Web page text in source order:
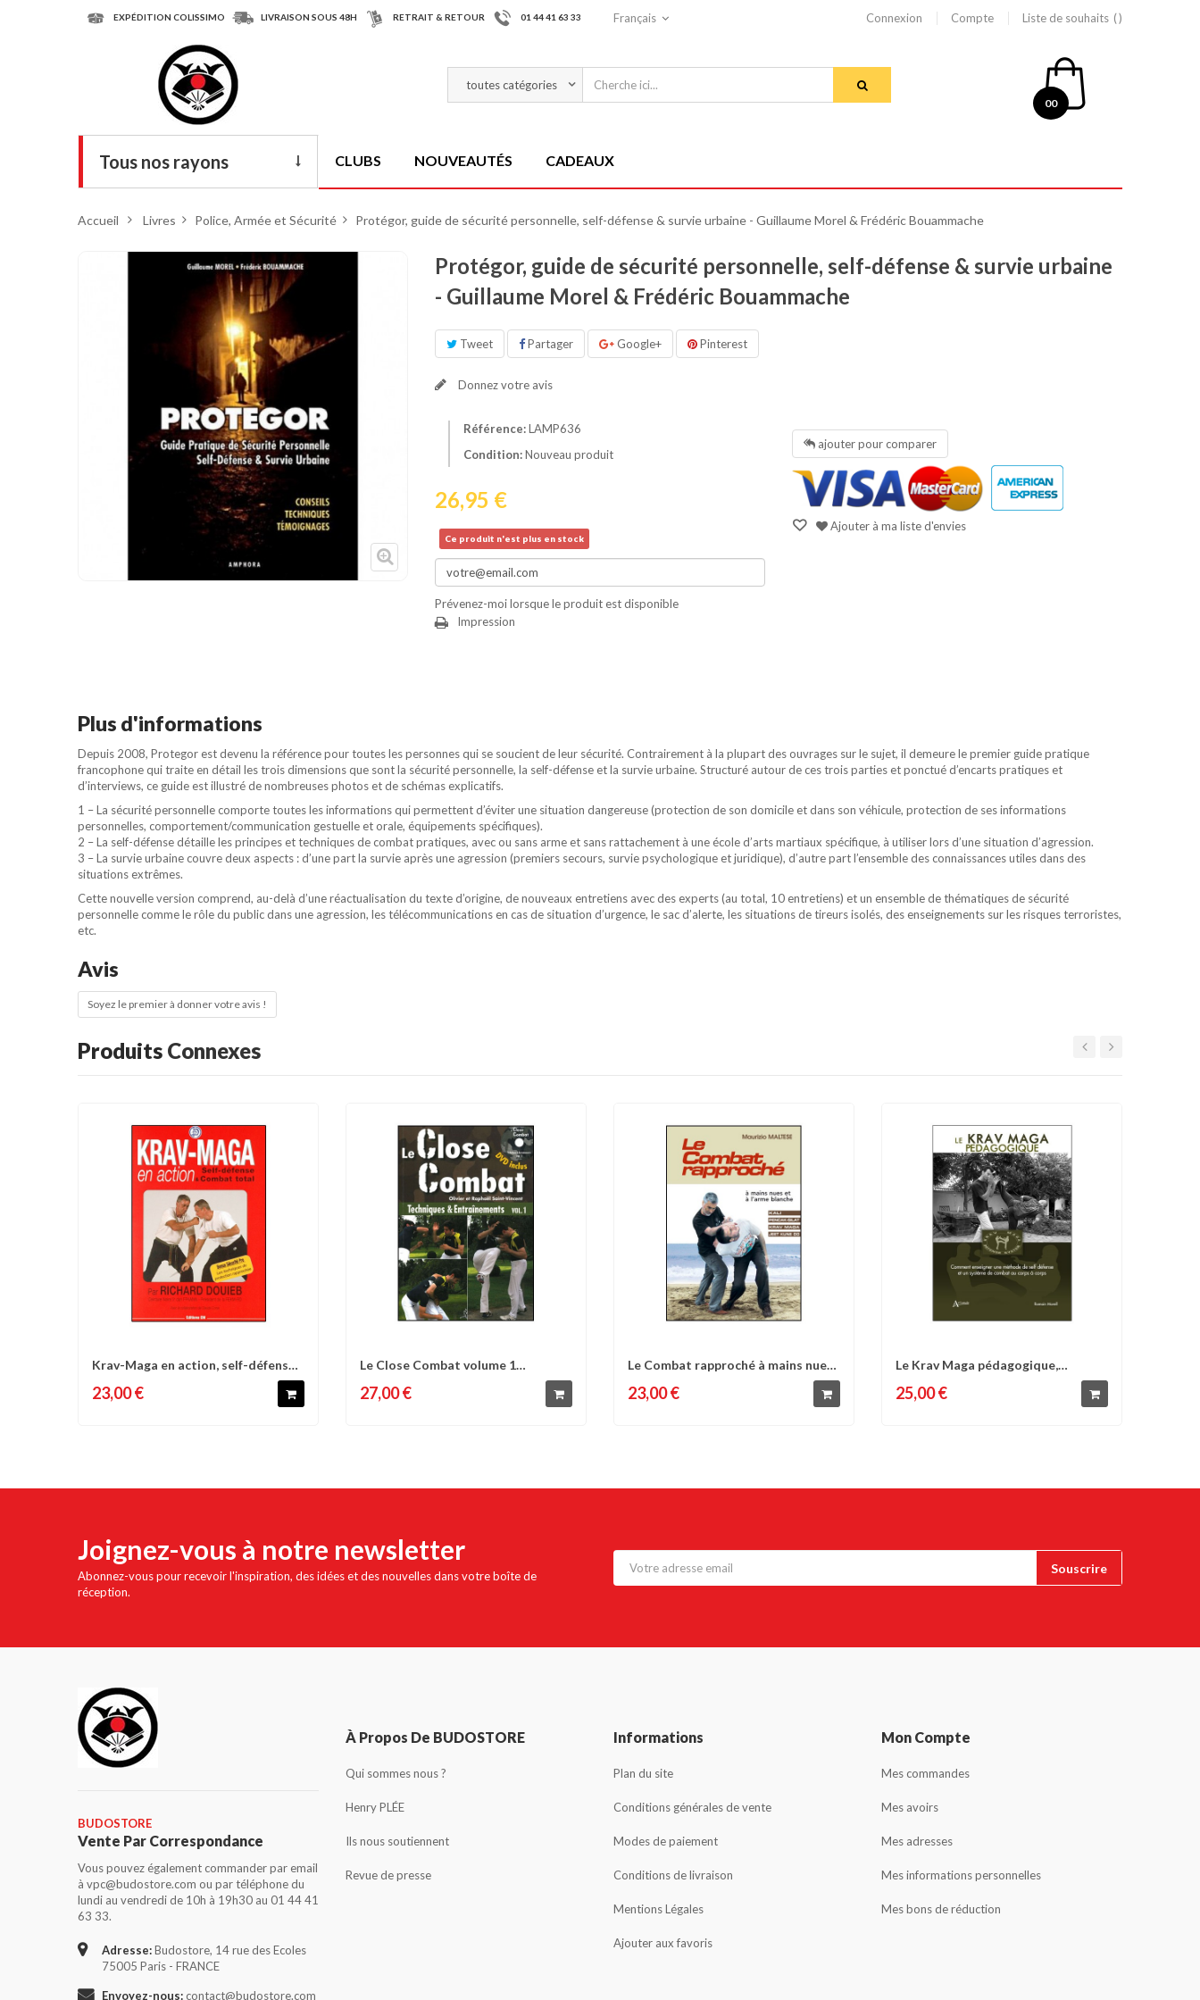
EXPÉDITION COLISSIMO LIVRAISON SOUS 48H RETRAIT & RETOUR 01 44 41 63 33 Français Connexion Compte Liste de souhaits
00
Tous nos rayons
Chaussures
Protections
Cible de frappe
Condition physique
Accessoires
Voir plus
CLUBS NOUVEAUTÉS CADEAUX
Accueil > Livres > Police, Armée et Sécurité > Protégor, guide de sécurité personnelle, self-défense & survie urbaine - Guillaume Morel & Frédéric Bouammache
Protégor, guide de sécurité personnelle, self-défense & survie urbaine
- Guillaume Morel & Frédéric Bouammache
Tweet Partager Google+ Pinterest
Donnez votre avis
Référence:LAMP636
Condition:Nouveau produit
26,95 €
Ce produit n'est plus en stock
Prévenez-moi lorsque le produit est disponible
Impression
ajouter pour comparer
Ajouter à ma liste d'envies
Plus d'informations
Depuis 2008, Protegor est devenu la référence pour toutes les personnes qui se soucient de leur sécurité. Contrairement à la plupart des ouvrages sur le sujet, il demeure le premier guide pratique
francophone qui traite en détail les trois dimensions que sont la sécurité personnelle, la self-défense et la survie urbaine. Structuré autour de ces trois parties et ponctué d’encarts pratiques et
d’interviews, ce guide est illustré de nombreuses photos et de schémas explicatifs.
1 – La sécurité personnelle comporte toutes les informations qui permettent d’éviter une situation dangereuse (protection de son domicile et dans son véhicule, protection de ses informations
personnelles, comportement/communication gestuelle et orale, équipements spécifiques).
2 – La self-défense détaille les principes et techniques de combat pratiques, avec ou sans arme et sans rattachement à une école d’arts martiaux spécifique, à utiliser lors d’une situation d’agression.
3 – La survie urbaine couvre deux aspects : d’une part la survie après une agression (premiers secours, survie psychologique et juridique), d’autre part l’ensemble des connaissances utiles dans des
situations extrêmes.
Cette nouvelle version comprend, au-delà d’une réactualisation du texte d’origine, de nouveaux entretiens avec des experts (au total, 10 entretiens) et un ensemble de thématiques de sécurité
personnelle comme le rôle du public dans une agression, les télécommunications en cas de situation d’urgence, le sac d’alerte, les situations de tireurs isolés, des enseignements sur les risques terroristes,
etc.
Avis
Soyez le premier à donner votre avis !
Produits Connexes
Comparer Liste d'envies
Krav-Maga en action, self-défense
23,00 €
Comparer Liste d'envies
Le Close Combat volume 1
27,00 €
Comparer Liste d'envies
Le Combat rapproché à mains nues
23,00 €
Comparer Liste d'envies
Le Krav Maga pédagogique,
25,00 €
Joignez-vous à notre newsletter
Abonnez-vous pour recevoir l'inspiration, des idées et des nouvelles dans votre boîte de
réception.
BUDOSTORE
Vente Par Correspondance
Vous pouvez également commander par email
à vpc@budostore.com ou par téléphone du
lundi au vendredi de 10h à 19h30 au 01 44 41
63 33.
Adresse:Budostore, 14 rue des Ecoles
75005 Paris - FRANCE
Envoyez-nous: contact@budostore.com
À Propos De BUDOSTORE
Qui sommes nous ?
Henry PLÉE
Ils nous soutiennent
Revue de presse
Informations
Plan du site
Conditions générales de vente
Modes de paiement
Conditions de livraison
Mentions Légales
Ajouter aux favoris
Mon Compte
Mes commandes
Mes avoirs
Mes adresses
Mes informations personnelles
Mes bons de réduction